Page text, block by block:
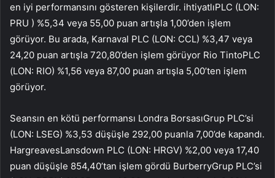
en iyi performansını gösteren kişilerdir. ihtiyatlıPLC (LON:
PRU ) %5,34 veya 55,00 puan artışla 1,00’den işlem
görüyor. Bu arada, Karnaval PLC (LON: CCL) %3,47 veya
24,20 puan artışla 720,80’den işlem görüyor Rio TintoPLC
(LON: RIO) %1,56 veya 87,00 puan artışla 5,00’ten işlem
görüyor.
Seansın en kötü performansı Londra BorsasıGrup PLC’si
(LON: LSEG) %3,53 düşüşle 292,00 puanla 7,00’de kapandı.
HargreavesLansdown PLC (LON: HRGV) %2,00 veya 17,40
puan düşüşle 854,40’tan işlem gördü BurberryGrup PLC’si